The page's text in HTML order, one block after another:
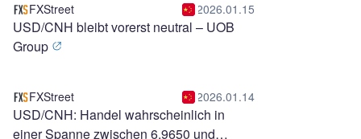
FXStreet 2026.01.15
USD/CNH bleibt vorerst neutral – UOB
Group
FXStreet 2026.01.14
USD/CNH: Handel wahrscheinlich in
einer Spanne zwischen 6,9650 und